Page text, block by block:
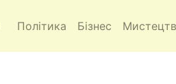
Політика Бізнес